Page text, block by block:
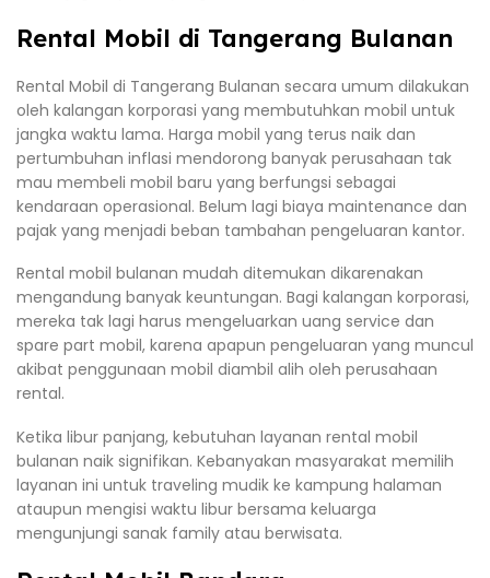
Rental Mobil di Tangerang Bulanan
Rental Mobil di Tangerang Bulanan secara umum dilakukan
oleh kalangan korporasi yang membutuhkan mobil untuk
jangka waktu lama. Harga mobil yang terus naik dan
pertumbuhan inflasi mendorong banyak perusahaan tak
mau membeli mobil baru yang berfungsi sebagai
kendaraan operasional. Belum lagi biaya maintenance dan
pajak yang menjadi beban tambahan pengeluaran kantor.
Rental mobil bulanan mudah ditemukan dikarenakan
mengandung banyak keuntungan. Bagi kalangan korporasi,
mereka tak lagi harus mengeluarkan uang service dan
spare part mobil, karena apapun pengeluaran yang muncul
akibat penggunaan mobil diambil alih oleh perusahaan
rental.
Ketika libur panjang, kebutuhan layanan rental mobil
bulanan naik signifikan. Kebanyakan masyarakat memilih
layanan ini untuk traveling mudik ke kampung halaman
ataupun mengisi waktu libur bersama keluarga
mengunjungi sanak family atau berwisata.